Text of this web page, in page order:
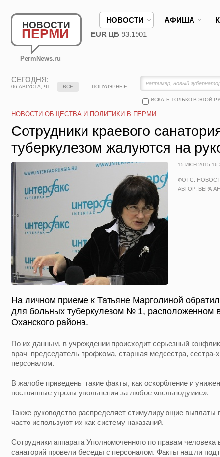
НОВОСТИ
ПЕРМИ
PermNews.ru
НОВОСТИ АФИША
EUR ЦБ 93.1901
СЕГОДНЯ:
06 АВГУСТА, ЧТ
ИСКАТЬ ТОЛЬКО В ЭТОЙ
ВСЕ ПОПУЛЯРНЫЕ
НОВОСТИ ОБЩЕСТВА И ПОЛИТИКИ В ПЕРМИ
Сотрудники краевого
туберкулезом жалуются на
15 ИЮН 2015
ФОТО:
АВТОР: ВЕРА
На личном приеме к Татьяне Марголиной
для больных туберкулезом № 1,
Оханского района.
По их данным, в учреждении происходит серьезный
врач, председатель профкома, старшая медсестра,
персоналом.
В жалобе приведены такие факты, как оскорбление и
постоянные угрозы увольнения за любое «вольнодумие».
Также руководство распределяет стимулирующие выплаты
часто используют их как систему наказаний.
Сотрудники аппарата Уполномоченного по правам
санаторий провели беседы с персоналом. Факты нашли